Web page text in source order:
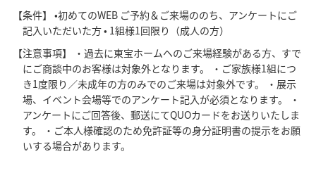
【条件】 •初めてのWEB ご予約＆ご来場ののち、アンケートにご
記入いただいた方 • 1組様1回限り（成人の方）
【注意事項】 ・過去に東宝ホームヘのご来場経験がある方、すで
にご商談中のお客様は対象外となります。 ・ご家族様1組につ
き1度限り／未成年の方のみでのご来場は対象外です。 ・展示
場、イベント会場等でのアンケート記入が必須となります。 ・
アンケートにご回答後、郵送にてQUOカードをお送りいたしま
す。 ・ご本人様確認のため免許証等の身分証明書の提示をお願
いする場合があります。